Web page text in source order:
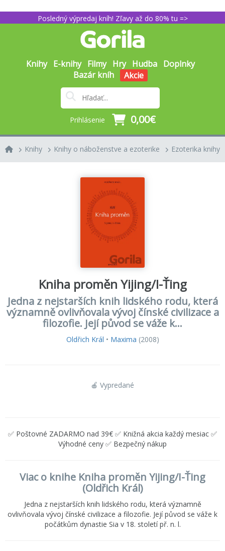
Posledný výpredaj kníh! Zľavy až do 80% tu =>
Knihy E-knihy Filmy Hry Hudba Doplnky
Bazár kníh
Akcie
Prihlásenie 0,00€
Knihy Knihy o náboženstve a ezoterike Ezoterika knihy
Kniha proměn Yijing/I-Ťing
Jedna z nejstarších knih lidského rodu, která
významně ovlivňovala vývoj čínské civilizace a
filozofie. Její původ se váže k...
Oldřich Král • Maxima (2008)
🍎 Vypredané
✅ Poštovné ZADARMO nad 39€ ✅ Knižná akcia každý mesiac ✅
Výhodné ceny ✅ Bezpečný nákup
Viac o knihe Kniha proměn Yijing/I-Ťing
(Oldřich Král)
Jedna z nejstarších knih lidského rodu, která významně
ovlivňovala vývoj čínské civilizace a filozofie. Její původ se váže k
počátkům dynastie Sia v 18. století př. n. l.